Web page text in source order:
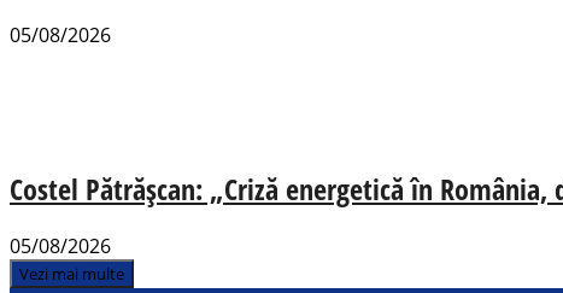
05/08/2026
Costel Pătrășcan: „Criză energetică în
05/08/2026
Vezi mai multe